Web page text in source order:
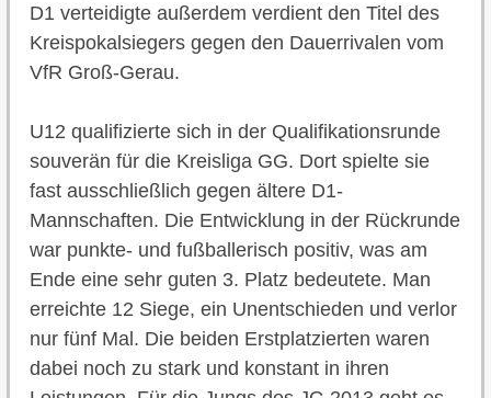
D1 verteidigte außerdem verdient den Titel des
Kreispokalsiegers gegen den Dauerrivalen vom
VfR Groß-Gerau.
U12 qualifizierte sich in der Qualifikationsrunde
souverän für die Kreisliga GG. Dort spielte sie
fast ausschließlich gegen ältere D1-
Mannschaften. Die Entwicklung in der Rückrunde
war punkte- und fußballerisch positiv, was am
Ende eine sehr guten 3. Platz bedeutete. Man
erreichte 12 Siege, ein Unentschieden und verlor
nur fünf Mal. Die beiden Erstplatzierten waren
dabei noch zu stark und konstant in ihren